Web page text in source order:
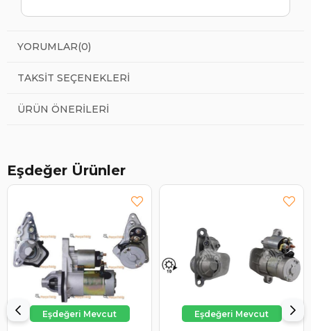
YORUMLAR(0)
TAKSIT SEÇENEKLERI
ÜRÜN ÖNERILERI
Eşdeğer Ürünler